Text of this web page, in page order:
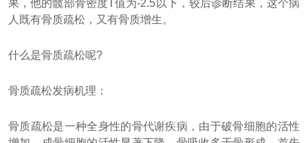
果，他的髋部骨密度T值为-2.5以下，较后诊断结果，这个病
人既有骨质疏松，又有骨质增生。
什么是骨质疏松呢?
骨质疏松发病机理：
骨质疏松是一种全身性的骨代谢疾病，由于破骨细胞的活性